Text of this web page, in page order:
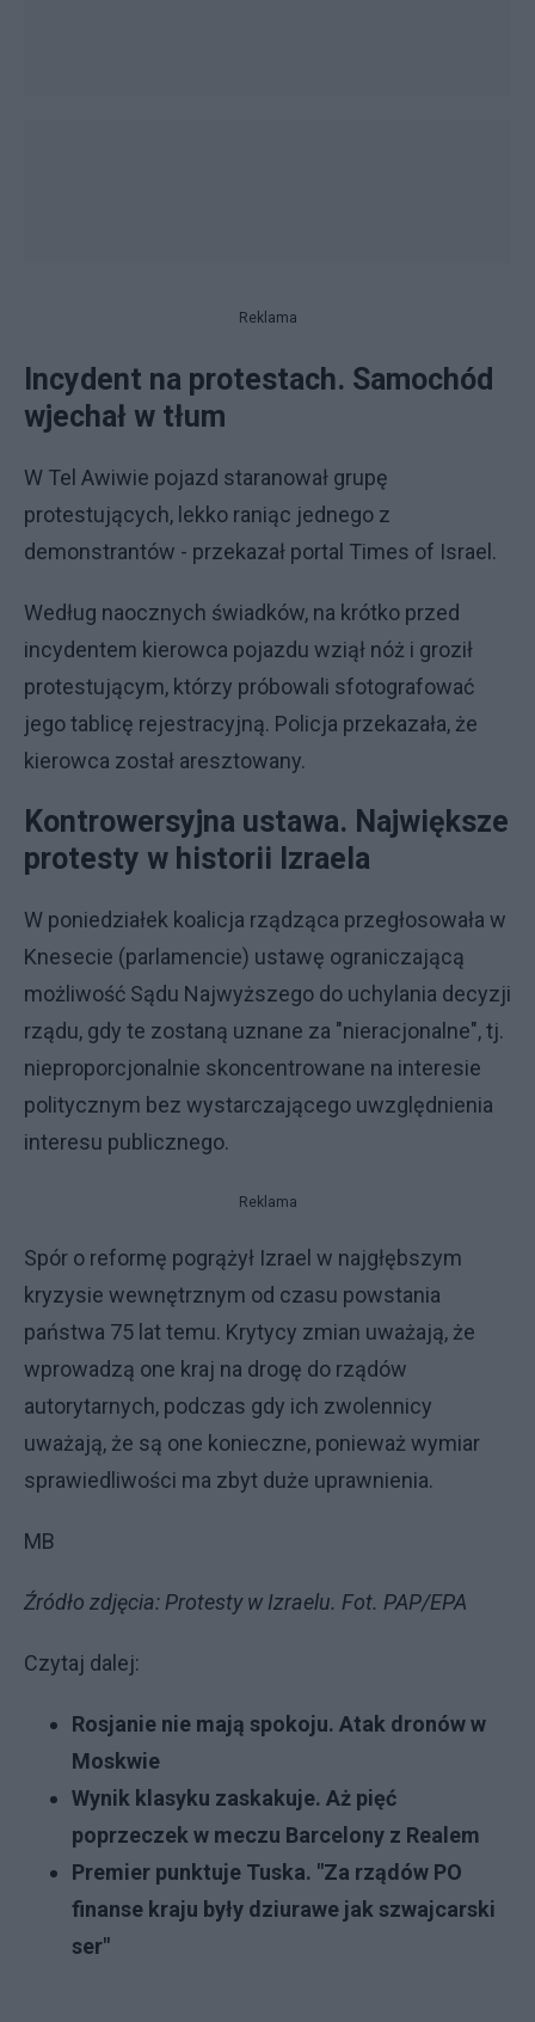
Reklama
Incydent na protestach. Samochód
wjechał w tłum
W Tel Awiwie pojazd staranował grupę
protestujących, lekko raniąc jednego z
demonstrantów - przekazał portal Times of Israel.
Według naocznych świadków, na krótko przed
incydentem kierowca pojazdu wziął nóż i groził
protestującym, którzy próbowali sfotografować
jego tablicę rejestracyjną. Policja przekazała, że
kierowca został aresztowany.
Kontrowersyjna ustawa. Największe
protesty w historii Izraela
W poniedziałek koalicja rządząca przegłosowała w
Knesecie (parlamencie) ustawę ograniczającą
możliwość Sądu Najwyższego do uchylania decyzji
rządu, gdy te zostaną uznane za "nieracjonalne", tj.
nieproporcjonalnie skoncentrowane na interesie
politycznym bez wystarczającego uwzględnienia
interesu publicznego.
Reklama
Spór o reformę pogrążył Izrael w najgłębszym
kryzysie wewnętrznym od czasu powstania
państwa 75 lat temu. Krytycy zmian uważają, że
wprowadzą one kraj na drogę do rządów
autorytarnych, podczas gdy ich zwolennicy
uważają, że są one konieczne, ponieważ wymiar
sprawiedliwości ma zbyt duże uprawnienia.
MB
Źródło zdjęcia: Protesty w Izraelu. Fot. PAP/EPA
Czytaj dalej:
Rosjanie nie mają spokoju. Atak dronów w
Moskwie
Wynik klasyku zaskakuje. Aż pięć
poprzeczek w meczu Barcelony z Realem
Premier punktuje Tuska. "Za rządów PO
finanse kraju były dziurawe jak szwajcarski
ser"